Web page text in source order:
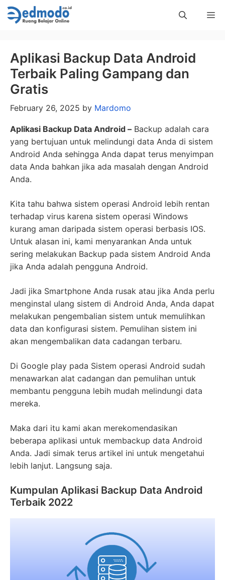
Skip
to
Aplikasi Backup Data Android
Terbaik Paling Gampang dan
Gratis
February 26, 2025 by Mardomo
Aplikasi Backup Data Android – Backup adalah cara
yang bertujuan untuk melindungi data Anda di sistem
Android Anda sehingga Anda dapat terus menyimpan
data Anda bahkan jika ada masalah dengan Android
Anda.
Kita tahu bahwa sistem operasi Android lebih rentan
terhadap virus karena sistem operasi Windows
kurang aman daripada sistem operasi berbasis IOS.
Untuk alasan ini, kami menyarankan Anda untuk
sering melakukan Backup pada sistem Android Anda
jika Anda adalah pengguna Android.
Jadi jika Smartphone Anda rusak atau jika Anda perlu
menginstal ulang sistem di Android Anda, Anda dapat
melakukan pengembalian sistem untuk memulihkan
data dan konfigurasi sistem. Pemulihan sistem ini
akan mengembalikan data cadangan terbaru.
Di Google play pada Sistem operasi Android sudah
menawarkan alat cadangan dan pemulihan untuk
membantu pengguna lebih mudah melindungi data
mereka.
Maka dari itu kami akan merekomendasikan
beberapa aplikasi untuk membackup data Android
Anda. Jadi simak terus artikel ini untuk mengetahui
lebih lanjut. Langsung saja.
Kumpulan Aplikasi Backup Data Android
Terbaik 2022